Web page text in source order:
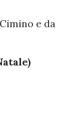
e da